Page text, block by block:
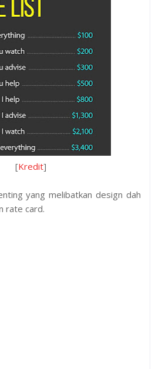
[Kredit]
yang melibatkan design dah
rate card.